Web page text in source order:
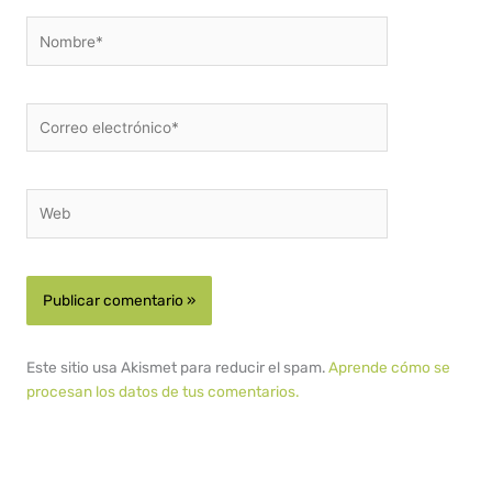
electrónico*
Este sitio usa Akismet para reducir el spam.Aprende cómo se
procesan los datos de tus comentarios.